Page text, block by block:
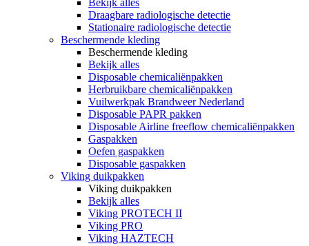
Bekijk alles
Draagbare radiologische detectie
Stationaire radiologische detectie
Beschermende kleding
Beschermende kleding
Bekijk alles
Disposable chemicaliënpakken
Herbruikbare chemicaliënpakken
Vuilwerkpak Brandweer Nederland
Disposable PAPR pakken
Disposable Airline freeflow chemicaliënpakken
Gaspakken
Oefen gaspakken
Disposable gaspakken
Viking duikpakken
Viking duikpakken
Bekijk alles
Viking PROTECH II
Viking PRO
Viking HAZTECH